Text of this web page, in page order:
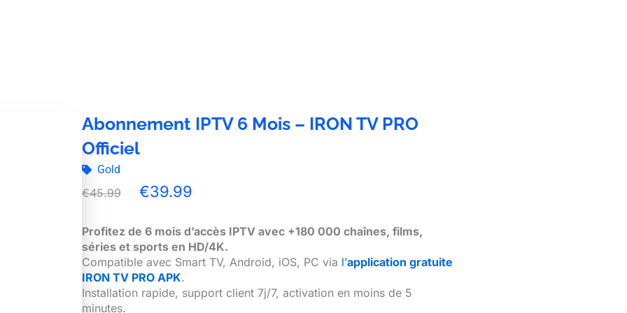
Abonnement IPTV 6 Mois – IRON TV PRO
Officiel
Gold
€45.99
Original
was:
€45.99.
€39.99Current
is:
€39.99.
Profitez de 6 mois d’accès IPTV avec +180 000 chaînes, films,
séries et sports en HD/4K.
Compatible avec Smart TV, Android, iOS, PC via l’application gratuite
IRON TV PRO APK.
Installation rapide, support client 7j/7, activation en moins de 5
minutes.